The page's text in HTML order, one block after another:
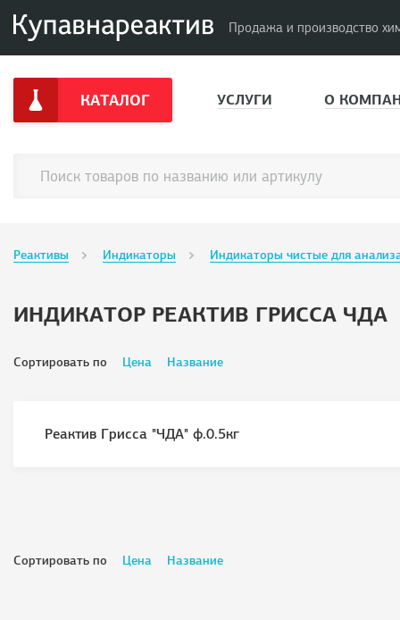
Продажа и производство
КАТАЛОГ УСЛУГИ О
Реактивы Индикаторы Индикаторы чистые для
ИНДИКАТОР РЕАКТИВ ГРИССА ЧДА
Сортировать по Цена Название
Реактив Грисса "ЧДА" ф.0.5кг
Сортировать по Цена Название